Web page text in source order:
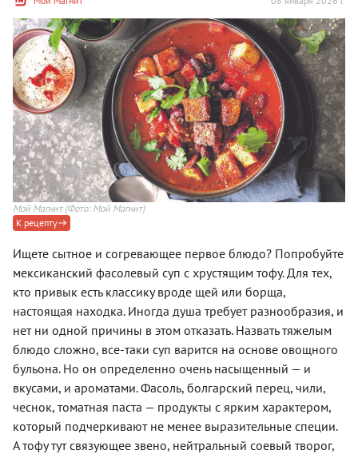
Мой Магнит(Фото: Мой Магнит)
К рецепту
Ищете сытное и согревающее первое блюдо? Попробуйте
мексиканский фасолевый суп с хрустящим тофу. Для тех,
кто привык есть классику вроде щей или борща,
настоящая находка. Иногда душа требует разнообразия, и
нет ни одной причины в этом отказать. Назвать тяжелым
блюдо сложно, все-таки суп варится на основе овощного
бульона. Но он определенно очень насыщенный — и
вкусами, и ароматами. Фасоль, болгарский перец, чили,
чеснок, томатная паста — продукты с ярким характером,
который подчеркивают не менее выразительные специи.
А тофу тут связующее звено, нейтральный соевый творог,